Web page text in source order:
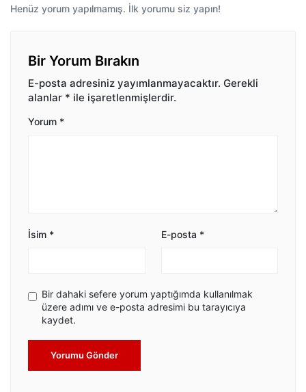
Henüz yorum yapılmamış. İlk yorumu siz yapın!
Bir Yorum Bırakın
E-posta adresiniz yayımlanmayacaktır. Gerekli
alanlar * ile işaretlenmişlerdir.
Yorum *
İsim * E-posta *
Bir dahaki sefere yorum yaptığımda kullanılmak
üzere adımı ve e-posta adresimi bu tarayıcıya
kaydet.
Yorumu Gönder